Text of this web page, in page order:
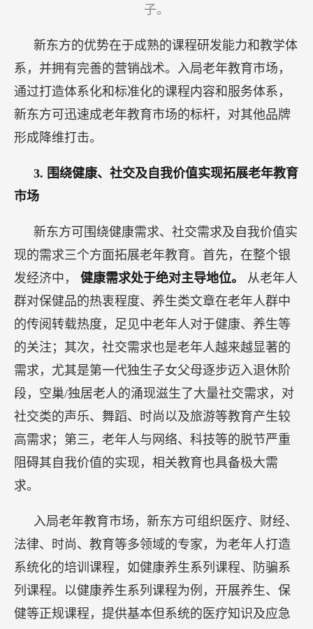
子。
新东方的优势在于成熟的课程研发能力和教学体
系，并拥有完善的营销战术。入局老年教育市场，
通过打造体系化和标准化的课程内容和服务体系，
新东方可迅速成老年教育市场的标杆，对其他品牌
形成降维打击。
3. 围绕健康、社交及自我价值实现拓展老年教育
市场
新东方可围绕健康需求、社交需求及自我价值实
现的需求三个方面拓展老年教育。首先，在整个银
发经济中， 健康需求处于绝对主导地位。 从老年人
群对保健品的热衷程度、养生类文章在老年人群中
的传阅转载热度，足见中老年人对于健康、养生等
的关注；其次，社交需求也是老年人越来越显著的
需求，尤其是第一代独生子女父母逐步迈入退休阶
段，空巢/独居老人的涌现滋生了大量社交需求，对
社交类的声乐、舞蹈、时尚以及旅游等教育产生较
高需求；第三，老年人与网络、科技等的脱节严重
阻碍其自我价值的实现，相关教育也具备极大需
求。
入局老年教育市场，新东方可组织医疗、财经、
法律、时尚、教育等多领域的专家，为老年人打造
系统化的培训课程，如健康养生系列课程、防骗系
列课程。以健康养生系列课程为例，开展养生、保
健等正规课程，提供基本但系统的医疗知识及应急